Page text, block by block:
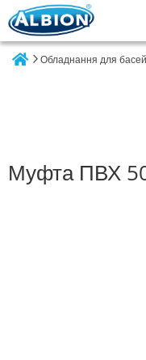
Обладнання для
Муфта ПВХ